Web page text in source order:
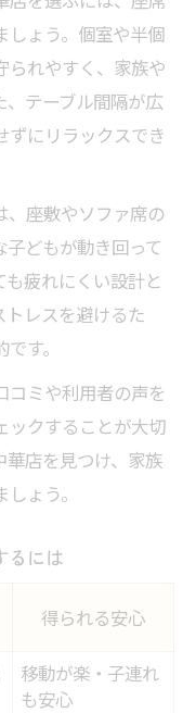
しょう。個室や半個
られやすく、家族や
、テーブル間隔が広
ずにリラックスでき
、座敷やソファ席の
どもが動き回って
疲れにくい設計と
トレスを避けるた
す。
コミや利用者の声を
ックすることが大切
華店を見つけ、家族
ょう。
るには
得られる安心
移動が楽・子連れ
も安心